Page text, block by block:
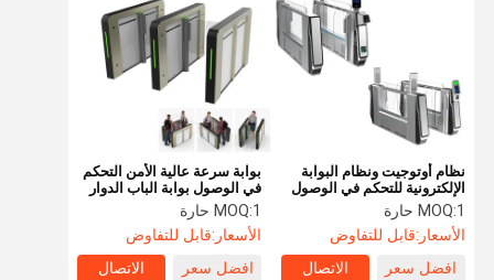
بوابة سرعة عالية الأمن التحكم
في الوصول بوابة الباب الدوار
MOQ:1 حارة
الأسعار:قابل للتفاوض
افضل سعر
الاتصال
نظام أوتوجيت ونظام البوابة
الإلكترونية للتحكم في الوصول
إلى بوابات الباب الدوار
SUS304
MOQ:1 حارة
الأسعار:قابل للتفاوض
افضل سعر
الاتصال